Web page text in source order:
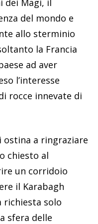
dei Magi, il
del mondo e
allo sterminio
la Francia
ad aver
l’interesse
rocce innevate di
ostina a ringraziare
chiesto al
un corridoio
il Karabagh
richiesta solo
sfera delle